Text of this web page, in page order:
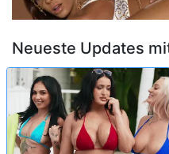
Neueste Updates